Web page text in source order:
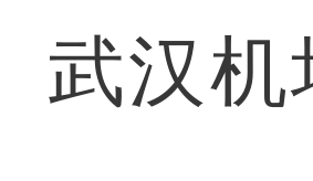
武汉